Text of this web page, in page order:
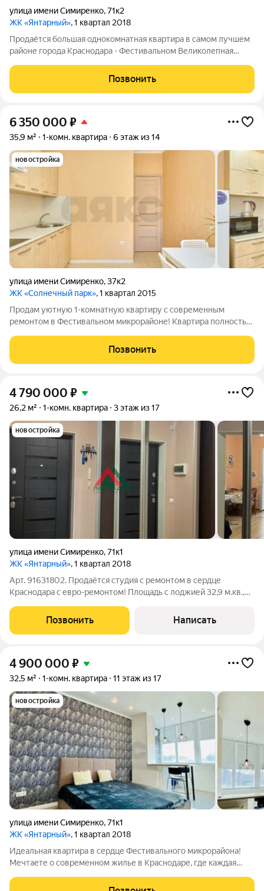
улица имени Симиренко,71к2
ЖК «Янтарный», 1 квартал 2018
Продаётся большая однокомнатная квартира в самом лучшем
районе города Краснодара - Фестивальном Великолепная
Сделан современный ремонт в приятных, тёплых, светлых
тонах Территория комплекса
Позвонить
6 350 000 ₽
35,9 м² 1-комн. квартира 6 этаж из 14
новостройка
улица имени Симиренко,37к2
ЖК «Солнечный парк», 1 квартал 2015
Продам уютную 1-комнатную квартиру с современным
ремонтом в Фестивальном микрорайоне! Квартира полностью
современный ремонт Полностью меблирована Вся техника
остаётся (холодильник, стиральная
Позвонить
4 790 000 ₽
26,2 м² 1-комн. квартира 3 этаж из 17
новостройка
улица имени Симиренко,71к1
ЖК «Янтарный», 1 квартал 2018
Арт. 91631802. Продаётся студия с ремонтом в сердце
Краснодара с евро-ремонтом! Площадь с лоджией 32,9 м.кв.,
пасажирским и грузовым лифтами, консьержем и закрытой
территорией. Кухня оснащена всем
Позвонить Написать
4 900 000 ₽
32,5 м² 1-комн. квартира 11 этаж из 17
новостройка
улица имени Симиренко,71к1
ЖК «Янтарный», 1 квартал 2018
Идеальная квартира в сердце Фестивального микрорайона!
Мечтаете о современном жилье в Краснодаре, где каждая
Просторная студия, расположена на одиннадцатом этаже